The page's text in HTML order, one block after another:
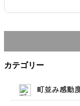
カテゴリー
町並み感動